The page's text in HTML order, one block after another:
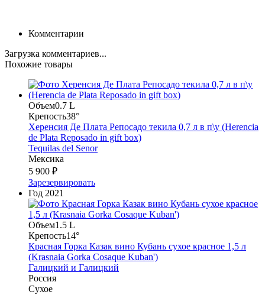
Комментарии
Загрузка комментариев...
Похожие товары
Объем0.7 L
Крепость38°
Херенсия Де Плата Репосадо текила 0,7 л в п\у (Herencia
de Plata Reposado in gift box)
Tequilas del Senor
Мексика
5 900 ₽
Зарезервировать
Год 2021
Объем1.5 L
Крепость14°
Красная Горка Казак вино Кубань сухое красное 1,5 л
(Krasnaia Gorka Cosaque Kuban')
Галицкий и Галицкий
Россия
Сухое